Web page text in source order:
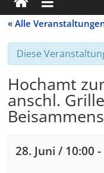
« Alle
Diese
Hochamt
anschl.
28. Juni / 10:00 -